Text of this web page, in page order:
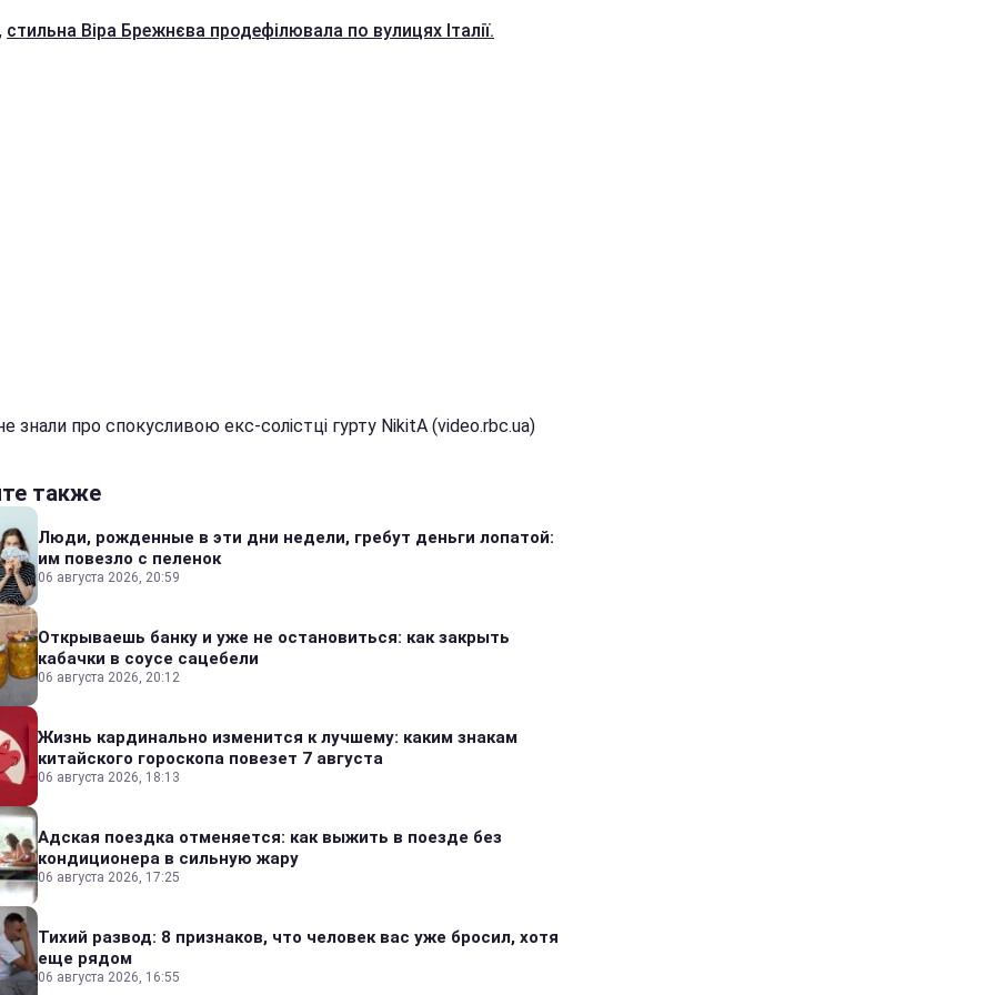
стильна Віра Брежнєва продефілювала по вулицях Італії.
знали про спокусливою екс-солістці гурту NikitA (video.rbc.ua)
также
Люди, рожденные в эти дни недели, гребут деньги лопатой:
им повезло с пеленок
06 августа 2026, 20:59
Открываешь банку и уже не остановиться: как закрыть
кабачки в соусе сацебели
06 августа 2026, 20:12
Жизнь кардинально изменится к лучшему: каким знакам
китайского гороскопа повезет 7 августа
06 августа 2026, 18:13
Адская поездка отменяется: как выжить в поезде без
кондиционера в сильную жару
06 августа 2026, 17:25
Тихий развод: 8 признаков, что человек вас уже бросил, хотя
еще рядом
06 августа 2026, 16:55